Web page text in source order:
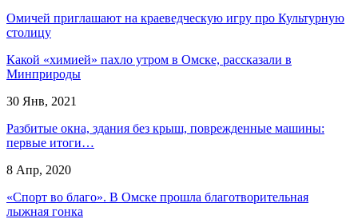
Омичей приглашают на краеведческую игру про Культурную
столицу
Какой «химией» пахло утром в Омске, рассказали в
Минприроды
30 Янв, 2021
Разбитые окна, здания без крыш, поврежденные машины:
первые итоги…
8 Апр, 2020
«Спорт во благо». В Омске прошла благотворительная
лыжная гонка